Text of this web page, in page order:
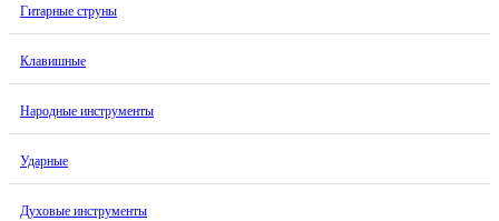
Гитарные струны
Клавишные
Народные инструменты
Ударные
Духовые инструменты